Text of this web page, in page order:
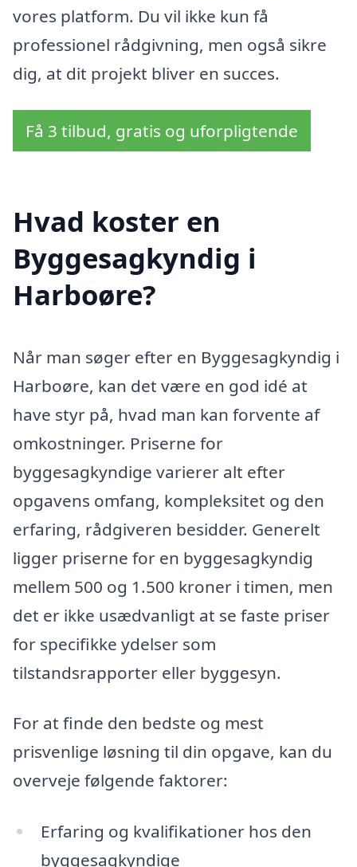
vores platform. Du vil ikke kun få
professionel rådgivning, men også sikre
dig, at dit projekt bliver en succes.
Få 3 tilbud, gratis og uforpligtende
Hvad koster en
Byggesagkyndig i
Harboøre?
Når man søger efter en Byggesagkyndig i
Harboøre, kan det være en god idé at
have styr på, hvad man kan forvente af
omkostninger. Priserne for
byggesagkyndige varierer alt efter
opgavens omfang, kompleksitet og den
erfaring, rådgiveren besidder. Generelt
ligger priserne for en byggesagkyndig
mellem 500 og 1.500 kroner i timen, men
det er ikke usædvanligt at se faste priser
for specifikke ydelser som
tilstandsrapporter eller byggesyn.
For at finde den bedste og mest
prisvenlige løsning til din opgave, kan du
overveje følgende faktorer:
Erfaring og kvalifikationer hos den
byggesagkyndige